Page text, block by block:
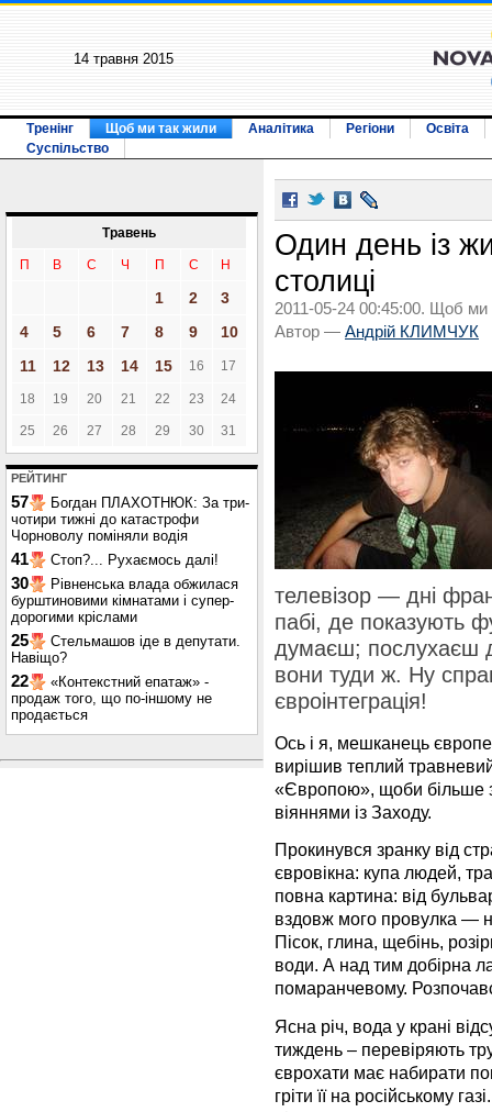
14 травня 2015
Тренінг Щоб ми так жили Аналітика Регіони
Освіта
Суспільство
Травень
П В С Ч П С Н
1 2
3
4
5 6 7 8 9
10
11
12 13 14 15 16 17
18 19 20 21 22 23 24
25 26 27 28 29 30 31
РЕЙТИНГ
57
Богдан ПЛАХОТНЮК: За три-
чотири тижні до катастрофи
Чорноволу поміняли водія
41 Стоп?... Рухаємось далі!
30
Рівненська влада обжилася
бурштиновими кімнатами і супер-
дорогими кріслами
25
Стельмашов іде в депутати.
Навіщо?
22
«Контекстний епатаж» -
продаж того, що по-іншому не
продається
Один день із
столиці
2011-05-24 00:45:00. Щоб ми
Автор — Андрій КЛИМЧУК
телевізор — дні
пабі, де показують
думаєш; послухаєш
вони туди ж. Ну
євроінтеграція!
Ось і я, мешканець
вирішив теплий
«Європою», щоби більше
віяннями із Заходу.
Прокинувся зранку від
євровікна: купа людей,
повна картина: від
вздовж мого провулка —
Пісок, глина, щебінь,
води. А над тим добірна
помаранчевому.
Ясна річ, вода у крані
тиждень – перевіряють
єврохати має набирати
гріти її на російському